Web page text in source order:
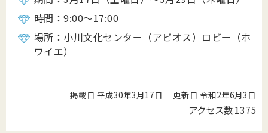
時間：9:00～17:00
場所：小川文化センター（アピオス）ロビー（ホ
ワイエ）
掲載日 平成30年3月17日 更新日 令和2年6月3日
アクセス数1375